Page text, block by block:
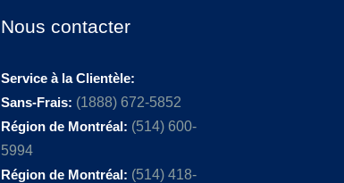
Nous contacter
Service à la Clientèle:
Sans-Frais: (1888) 672-5852
Région de Montréal: (514) 600-
5994
Région de Montréal: (514) 418-